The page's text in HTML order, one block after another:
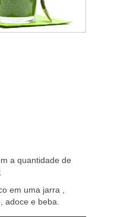
a quantidade de
em uma jarra ,
adoce e beba.